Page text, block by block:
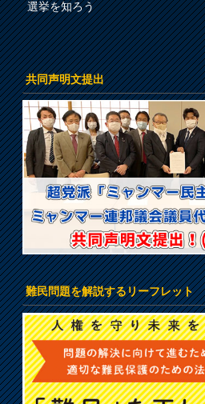
選挙を知ろう
共同声明文提出
難民問題を解説するリーフレット